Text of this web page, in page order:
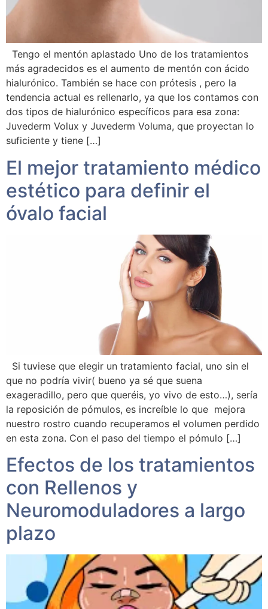
Tengo el mentón aplastado Uno de los tratamientos
más agradecidos es el aumento de mentón con ácido
hialurónico. También se hace con prótesis , pero la
tendencia actual es rellenarlo, ya que los contamos con
dos tipos de hialurónico específicos para esa zona:
Juvederm Volux y Juvederm Voluma, que proyectan lo
suficiente y tiene […]
El mejor tratamiento médico
estético para definir el
óvalo facial
Si tuviese que elegir un tratamiento facial, uno sin el
que no podría vivir( bueno ya sé que suena
exageradillo, pero que queréis, yo vivo de esto…), sería
la reposición de pómulos, es increíble lo que mejora
nuestro rostro cuando recuperamos el volumen perdido
en esta zona. Con el paso del tiempo el pómulo […]
Efectos de los tratamientos
con Rellenos y
Neuromoduladores a largo
plazo